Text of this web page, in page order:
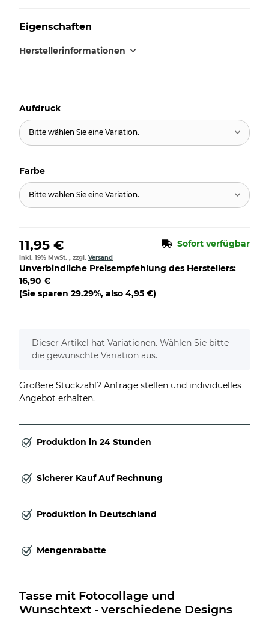
Eigenschaften
Herstellerinformationen
Aufdruck
Bitte wählen Sie eine Variation.
Farbe
Bitte wählen Sie eine Variation.
11,95 € Sofort verfügbar
inkl. 19% MwSt. , zzgl. Versand
Unverbindliche Preisempfehlung des Herstellers:
16,90 €
(Sie sparen 29.29%, also 4,95 €)
x
Dieser Artikel hat Variationen. Wählen Sie bitte
die gewünschte Variation aus.
Größere Stückzahl? Anfrage stellen und individuelles
Angebot erhalten.
Produktion in 24 Stunden
Sicherer Kauf Auf Rechnung
Produktion in Deutschland
Mengenrabatte
Tasse mit Fotocollage und
Wunschtext - verschiedene Designs